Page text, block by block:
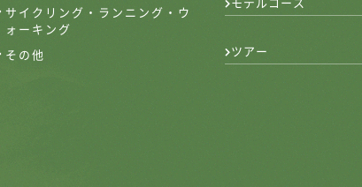
サイクリング・ランニング・ウ
ォーキング
その他
ツアー